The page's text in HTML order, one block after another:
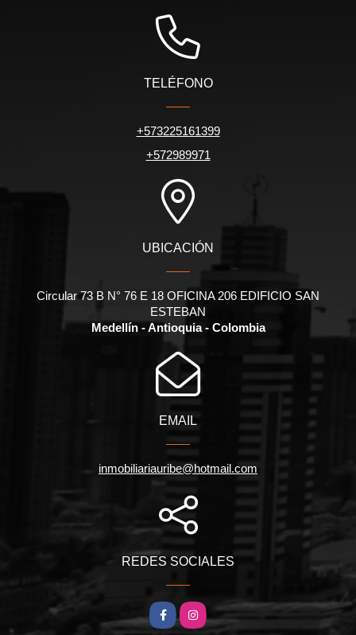
TELÉFONO
+573225161399
+572989971
UBICACIÓN
Circular 73 B N° 76 E 18 OFICINA 206 EDIFICIO SAN
ESTEBAN
Medellín - Antioquia - Colombia
EMAIL
inmobiliariauribe@hotmail.com
REDES SOCIALES
FacebookInstagram